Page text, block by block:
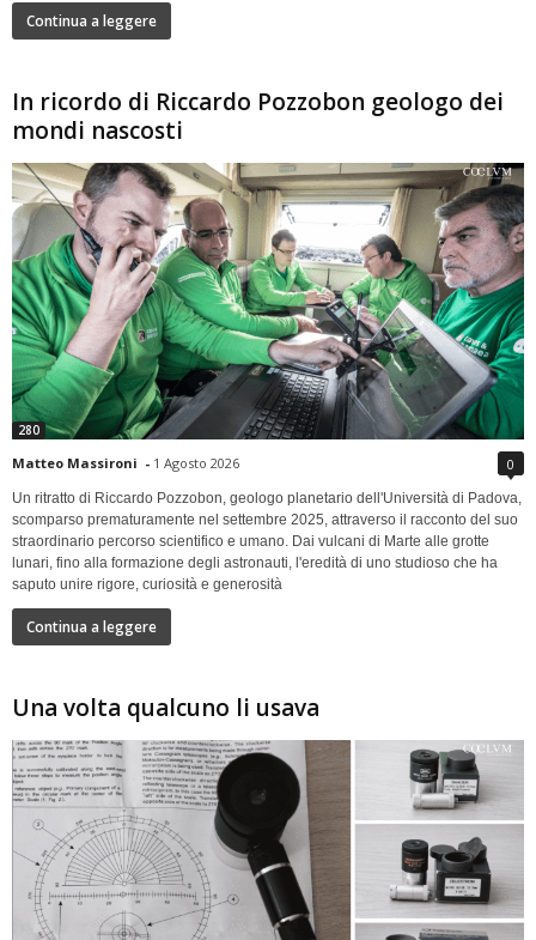
Continua a leggere
In ricordo di Riccardo Pozzobon geologo dei
mondi nascosti
280
Matteo Massironi - 1 Agosto 2026 0
Un ritratto di Riccardo Pozzobon, geologo planetario dell'Università di Padova,
scomparso prematuramente nel settembre 2025, attraverso il racconto del suo
straordinario percorso scientifico e umano. Dai vulcani di Marte alle grotte
lunari, fino alla formazione degli astronauti, l'eredità di uno studioso che ha
saputo unire rigore, curiosità e generosità
Continua a leggere
Una volta qualcuno li usava